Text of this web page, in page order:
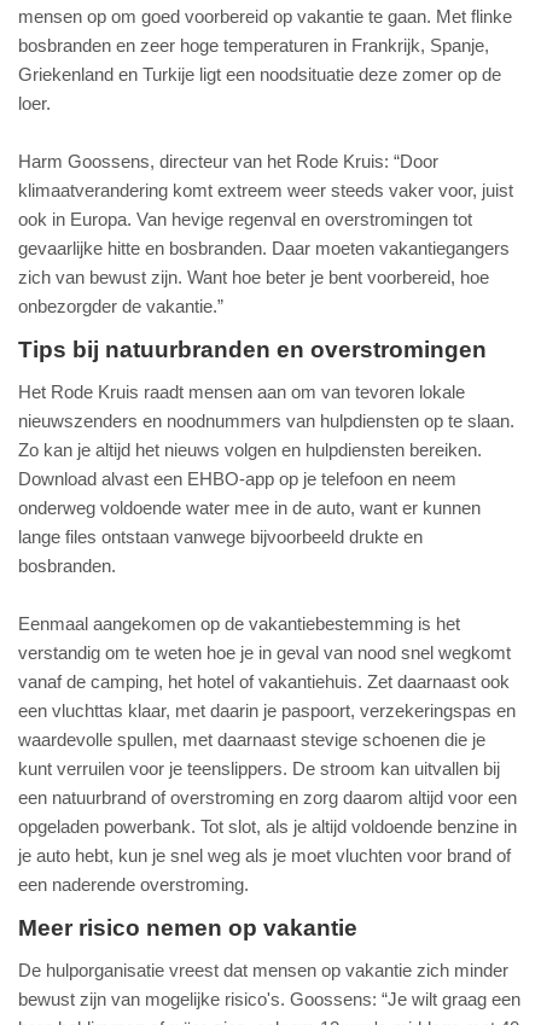
mensen op om goed voorbereid op vakantie te gaan. Met flinke
bosbranden en zeer hoge temperaturen in Frankrijk, Spanje,
Griekenland en Turkije ligt een noodsituatie deze zomer op de
loer.
Harm Goossens, directeur van het Rode Kruis: “Door
klimaatverandering komt extreem weer steeds vaker voor, juist
ook in Europa. Van hevige regenval en overstromingen tot
gevaarlijke hitte en bosbranden. Daar moeten vakantiegangers
zich van bewust zijn. Want hoe beter je bent voorbereid, hoe
onbezorgder de vakantie.”
Tips bij natuurbranden en overstromingen
Het Rode Kruis raadt mensen aan om van tevoren lokale
nieuwszenders en noodnummers van hulpdiensten op te slaan.
Zo kan je altijd het nieuws volgen en hulpdiensten bereiken.
Download alvast een EHBO-app op je telefoon en neem
onderweg voldoende water mee in de auto, want er kunnen
lange files ontstaan vanwege bijvoorbeeld drukte en
bosbranden.
Eenmaal aangekomen op de vakantiebestemming is het
verstandig om te weten hoe je in geval van nood snel wegkomt
vanaf de camping, het hotel of vakantiehuis. Zet daarnaast ook
een vluchttas klaar, met daarin je paspoort, verzekeringspas en
waardevolle spullen, met daarnaast stevige schoenen die je
kunt verruilen voor je teenslippers. De stroom kan uitvallen bij
een natuurbrand of overstroming en zorg daarom altijd voor een
opgeladen powerbank. Tot slot, als je altijd voldoende benzine in
je auto hebt, kun je snel weg als je moet vluchten voor brand of
een naderende overstroming.
Meer risico nemen op vakantie
De hulporganisatie vreest dat mensen op vakantie zich minder
bewust zijn van mogelijke risico's. Goossens: “Je wilt graag een